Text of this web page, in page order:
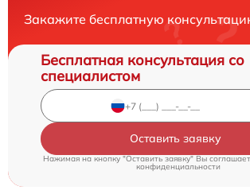
Закажите бесплатную
Бесплатная консультация со
специалистом
Оставить заявку
Нажимая на кнопку "Оставить заявку" Вы
конфиденциальности